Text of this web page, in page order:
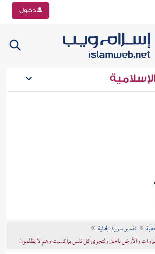
دخول
تفسير سورة الجاثية
والأرض بالحق ولتجزى كل نفس بما كسبت وهم لا يظلمون